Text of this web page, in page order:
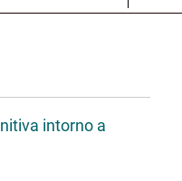
intorno a